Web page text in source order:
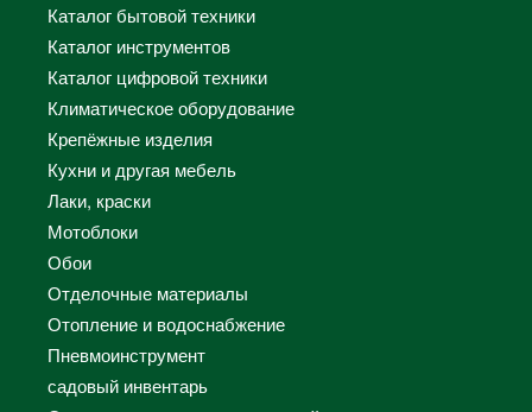
Каталог бытовой техники
Каталог инструментов
Каталог цифровой техники
Климатическое оборудование
Крепёжные изделия
Кухни и другая мебель
Лаки, краски
Мотоблоки
Обои
Отделочные материалы
Отопление и водоснабжение
Пневмоинструмент
садовый инвентарь